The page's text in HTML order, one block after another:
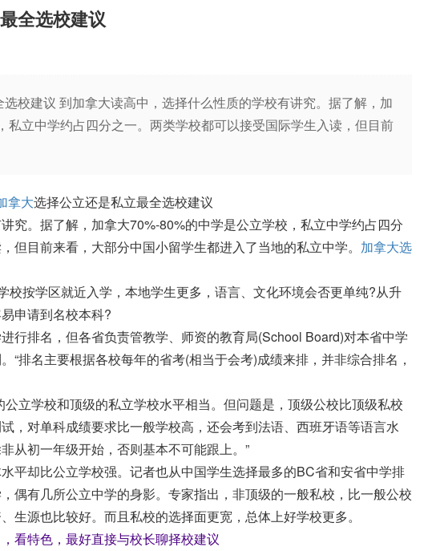
全选校建议
校建议 到加拿大读高中，选择什么性质的学校有讲究。据了解，加
私立中学约占四分之一。两类学校都可以接受国际学生入读，但目前
拿大选择公立还是私立最全选校建议
究。据了解，加拿大70%-80%的中学是公立学校，私立中学约占四分
但目前来看，大部分中国小留学生都进入了当地的私立中学。 加拿大选
校按学区就近入学，本地学生更多，语言、文化环境会否更单纯?从升
申请到名校本科?
行排名，但各省负责管教学、师资的教育局(School Board)对本省中学
“排名主要根据各校每年的省考(相当于会考)成绩来排，并非综合排名，
立学校和顶级的私立学校水平相当。但问题是，顶级公校比顶级私校
，对单科成绩要求比一般学校高，还会考到法语、西班牙语等语言水
从初一年级开始，否则基本不可能跟上。”
平却比公立学校强。记者也从中国学生选择最多的BC省和安省中学排
偶有几所公立中学的身影。专家指出，非顶级的一般私校，比一般公校
生源也比较好。而且私校的选择面更宽，总体上好学校更多。
看特色，最好直接与校长聊择校建议